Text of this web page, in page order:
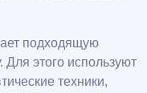
подходящую
Для этого используют
техники,